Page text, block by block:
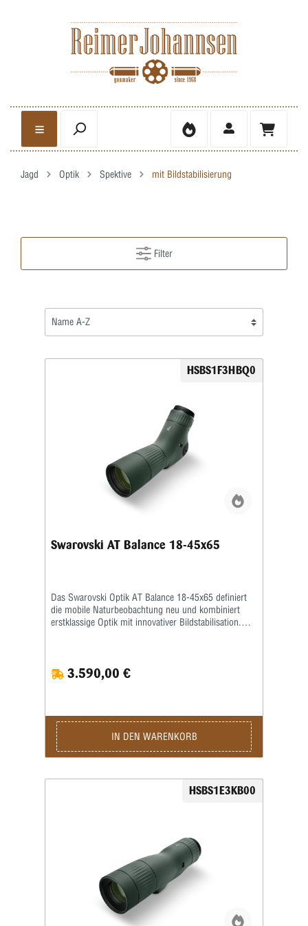
Jagd Optik Spektive mit Bildstabilisierung
Filter
HSBS1F3HBQ0
Swarovski AT Balance 18-45x65
Das Swarovski Optik AT Balance 18-45x65 definiert
die mobile Naturbeobachtung neu und kombiniert
erstklassige Optik mit innovativer Bildstabilisation.
ohne Stativ. Dies macht das Swarovski Optik AT
Balance 18-45x65 zum perfekten Begleiter für Jäger,
Vergrößerung von 18 bis 45× und dem 65-mm-
Objektivdurchmesser bietet das Spektiv ein
beeindruckendes Zusammenspiel aus Flexibilität und
Lichtleistung. Die hochwertige Optik sorgt für eine
und maximale Detailtreue bei allen Lichtverhältnissen.
Die Austrittspupille von 3,4 bis 1,4 mm ermöglicht
Überblick als auch die Möglichkeit, selbst kleinste
Details sicher zu erkennen. Der Augenabstand von
rund 20 mm und die Dioptrienkorrektur von über 5
dpt sorgen für optimalen Sehkomfort – auch für
Brillenträger. Trotz seiner leistungsstarken Technik
bleibt das Swarovski Optik AT Balance 18-45x65
angenehm handlich: Mit einer Länge von ca. 268 mm
3.590,00 €
IN DEN WARENKORB
HSBS1E3KB00